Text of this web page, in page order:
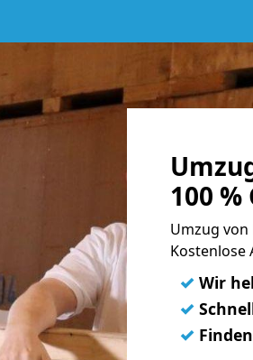
100
Umzug von
Kostenlose
✓ Wir
✓
✓